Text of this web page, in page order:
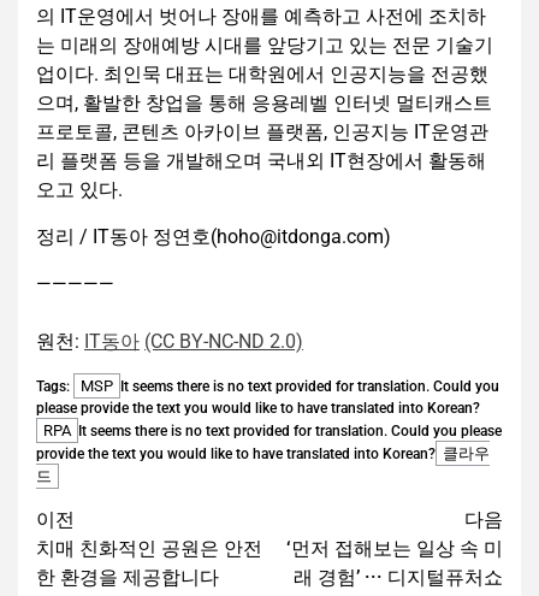
의 IT운영에서 벗어나 장애를 예측하고 사전에 조치하
는 미래의 장애예방 시대를 앞당기고 있는 전문 기술기
업이다. 최인묵 대표는 대학원에서 인공지능을 전공했
으며, 활발한 창업을 통해 응용레벨 인터넷 멀티캐스트
프로토콜, 콘텐츠 아카이브 플랫폼, 인공지능 IT운영관
리 플랫폼 등을 개발해오며 국내외 IT현장에서 활동해
오고 있다.
정리 / IT동아 정연호(hoho@itdonga.com)
—————
원천: IT동아 (CC BY-NC-ND 2.0)
Tags: MSP It seems there is no text provided for translation. Could you
please provide the text you would like to have translated into Korean?
RPA It seems there is no text provided for translation. Could you please
provide the text you would like to have translated into Korean? 클라우
드
이전
치매 친화적인 공원은 안전
한 환경을 제공합니다
다음
‘먼저 접해보는 일상 속 미
래 경험’ ··· 디지털퓨처쇼